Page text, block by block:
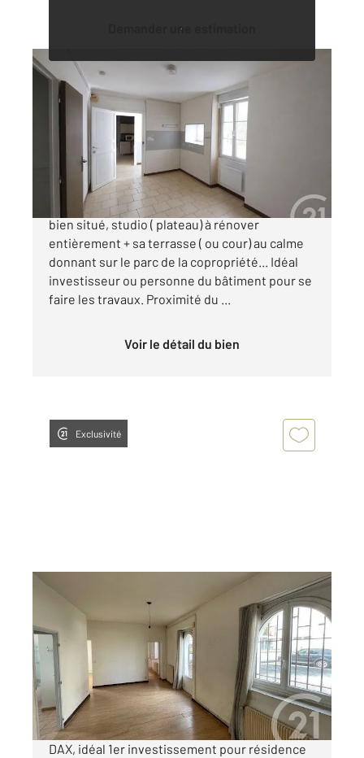
Demander une estimation
DAX 40
17,10 m2, 1 pièce
Ref : 25281
Appartement F1 à vendre
54 500 €
DAX CENTRE VILLE, hors rues piétonnes, très
bien situé, studio ( plateau) à rénover
entièrement + sa terrasse ( ou cour) au calme
donnant sur le parc de la copropriété... Idéal
investisseur ou personne du bâtiment pour se
faire les travaux. Proximité du ...
Voir le détail du bien
Exclusivité
DAX 40
54 m
Ref : 24787
Appartement T3 à vendre
104 800 €
Visiter le site dédié
DAX, idéal 1er investissement pour résidence